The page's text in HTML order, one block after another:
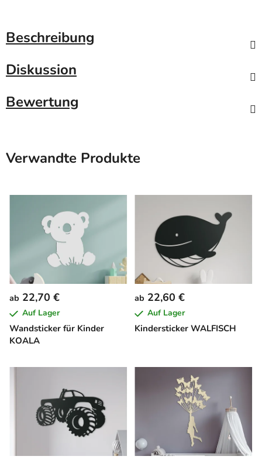
Beschreibung
Diskussion
Bewertung
Verwandte Produkte
Wandsticker für Kinder
KOALA
ab 22,70 €
Auf Lager
Kindersticker WALFISCH
ab 22,60 €
Auf Lager